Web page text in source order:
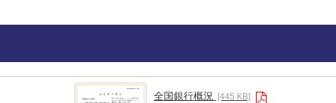
全国銀行概況 [445 KB]